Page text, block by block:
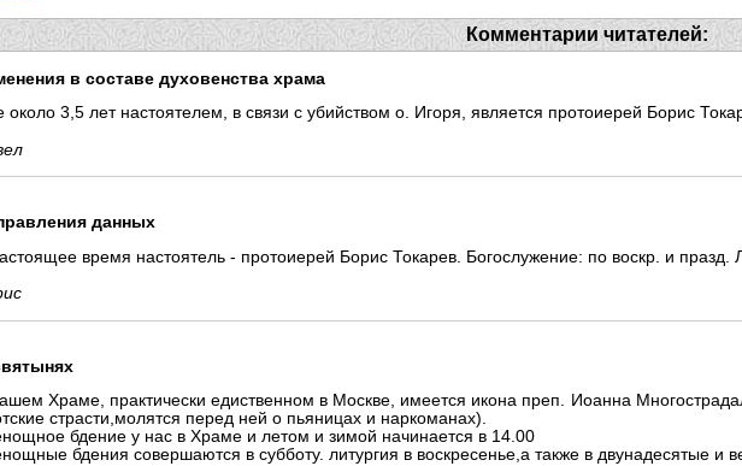
Комментарии читателей:
в составе духовенства храма
около 3,5 лет настоятелем, в связи с убийством о. Игоря, является протоиерей Борис
данных
время настоятель - протоиерей Борис Токарев. Богослужение: по воскр. и празд.
Храме, практически едиственном в Москве, имеется икона преп. Иоанна
страсти,молятся перед ней о пьяницах и наркоманах).
бдение у нас в Храме и летом и зимой начинается в 14.00
бдения совершаются в субботу. литургия в воскресенье,а также в двунадесятые и